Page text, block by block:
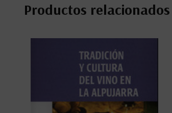
Productos relacionados